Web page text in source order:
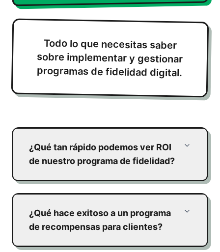
Todo lo que necesitas saber
sobre implementar y gestionar
programas de fidelidad digital.
¿Qué tan rápido podemos ver ROI
de nuestro programa de fidelidad?
¿Qué hace exitoso a un programa
de recompensas para clientes?